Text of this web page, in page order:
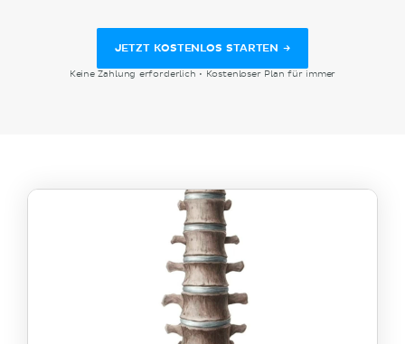
JETZT KOSTENLOS STARTEN →
Keine Zahlung erforderlich • Kostenloser Plan für immer